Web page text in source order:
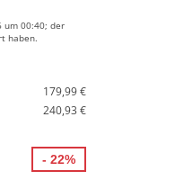
um 00:40; der
haben.
179,99 €
240,93 €
- 22%